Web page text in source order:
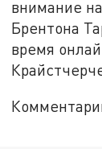
внимание на
Брентона
время